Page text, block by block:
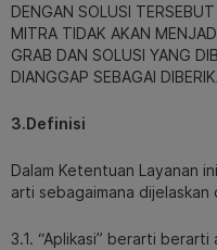
DENGAN SOLUSI
MITRA TIDAK AKAN
GRAB DAN SOLUSI YANG
DIANGGAP SEBAGAI
3.Definisi
Dalam Ketentuan Layanan
arti sebagaimana dijelaskan
3.1. “Aplikasi” berarti